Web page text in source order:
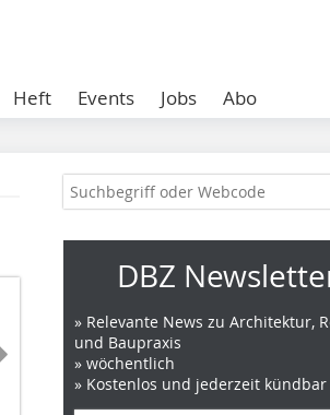
Heft Events Jobs Abo
DBZ
» Relevante News zu Architektur,
und Baupraxis
» wöchentlich
» Kostenlos und jederzeit kündbar